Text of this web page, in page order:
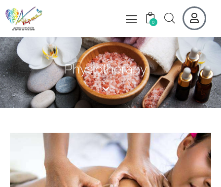
0
Physiotherapy